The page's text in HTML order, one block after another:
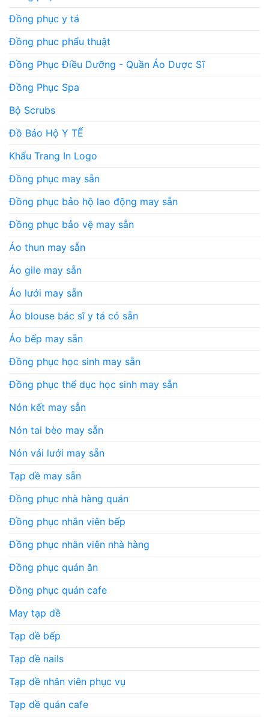
Đồng phục y tá
Đồng phuc phẩu thuật
Đồng Phục Điều Dưỡng - Quần Áo Dược Sĩ
Đồng Phục Spa
Bộ Scrubs
Đồ Bảo Hộ Y TẾ
Khẩu Trang In Logo
Đồng phục may sẵn
Đồng phục bảo hộ lao động may sẵn
Đồng phục bảo vệ may sẵn
Áo thun may sẵn
Áo gile may sẵn
Áo lưới may sẵn
Áo blouse bác sĩ y tá có sẵn
Áo bếp may sẵn
Đồng phục học sinh may sẵn
Đồng phục thể dục học sinh may sẵn
Nón kết may sẵn
Nón tai bèo may sẵn
Nón vải lưới may sẵn
Tạp dề may sẵn
Đồng phục nhà hàng quán
Đồng phục nhân viên bếp
Đồng phục nhân viên nhà hàng
Đồng phục quán ăn
Đồng phục quán cafe
May tạp dề
Tạp dề bếp
Tạp dề nails
Tạp dề nhân viên phục vụ
Tạp dề quán cafe